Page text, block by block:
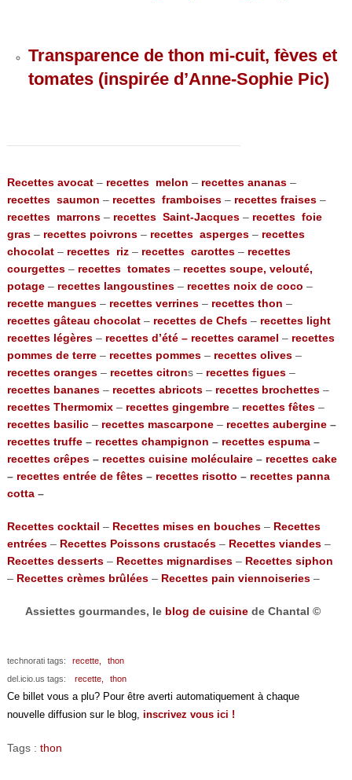
Transparence de thon mi-cuit, fèves et
tomates (inspirée d’Anne-Sophie Pic)
Recettes avocat– recettes melon – recettes ananas–
recettes saumon – recettes framboises– recettes fraises–
recettes marrons– recettes Saint-Jacques– recettes foie
gras–recettes poivrons– recettes asperges – recettes
chocolat– recettes riz– recettes carottes– recettes
courgettes– recettes tomates– recettes soupe, velouté,
potage– recettes langoustines–recettes noix de coco –
recette mangues– recettes verrines– recettes thon –
recettes gâteau chocolat– recettes de Chefs– recettes light
recettes légères– recettes d’été –recettes caramel – recettes
pommes de terre– recettes pommes– recettes olives–
recettes oranges– recettes citrons – recettes figues–
recettes bananes– recettes abricots– recettes brochettes–
recettes Thermomix– recettes gingembre– recettes fêtes–
recettes basilic– recettes mascarpone– recettes aubergine–
recettes truffe– recettes champignon – recettes espuma–
recettes crêpes– recettes cuisine moléculaire– recettes cake
– recettes entrée de fêtes– recettes risotto – recettes panna
cotta–
Recettes cocktail – Recettes mises en bouches– Recettes
entrées– Recettes Poissons crustacés– Recettes viandes–
Recettes desserts– Recettes mignardises– Recettes siphon
– Recettes crèmes brûlées– Recettes pain viennoiseries–
Assiettes gourmandes, le blog de cuisinede Chantal ©
technorati tags: recette,
thon
del.icio.us tags:
recette, thon
Ce billet vous a plu? Pour être averti automatiquement à chaque
nouvelle diffusion sur le blog, inscrivez vous ici !
Tags : thon